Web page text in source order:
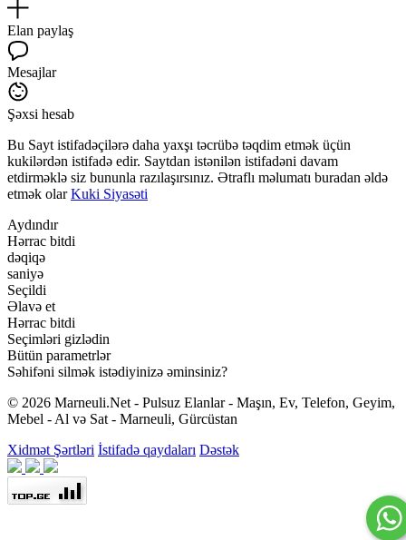
Elan paylaş
Mesajlar
Şəxsi hesab
Bu Sayt istifadəçilərə daha yaxşı təcrübə təqdim etmək üçün
kukilərdən istifadə edir. Saytdan istənilən istifadəni davam
etdirməklə siz bununla razılaşırsınız. Ətraflı məlumatı buradan əldə
etmək olarKuki Siyasəti
Aydındır
Hərrac bitdi
dəqiqə
saniyə
Seçildi
Əlavə et
Hərrac bitdi
Seçimləri gizlədin
Bütün parametrlər
Səhifəni silmək istədiyinizə əminsiniz?
© 2026 Marneuli.Net - Pulsuz Elanlar - Maşın, Ev, Telefon, Geyim,
Mebel - Al və Sat - Marneuli, Gürcüstan
Xidmət Şərtləri İstifadə qaydaları Dəstək